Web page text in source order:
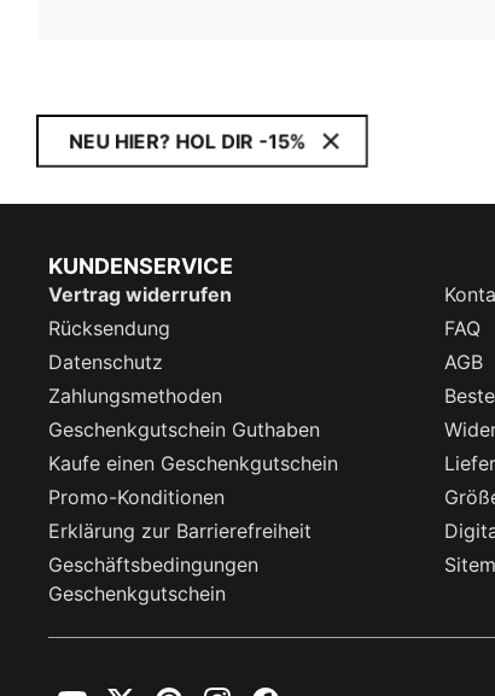
NEU HIER? HOL DIR -15%
KUNDENSERVICE
Vertrag widerrufen
Rücksendung
FAQ
Datenschutz
AGB
Zahlungsmethoden
Geschenkgutschein Guthaben
Kaufe einen Geschenkgutschein
Promo-Konditionen
Erklärung zur Barrierefreiheit
Geschäftsbedingungen
Geschenkgutschein